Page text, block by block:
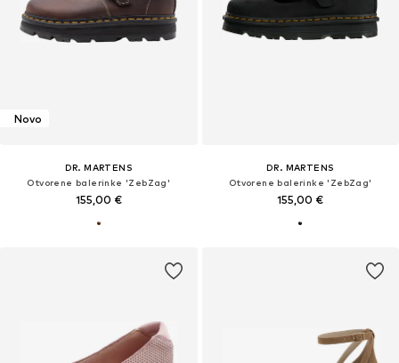
Novo
DR. MARTENS
Otvorene balerinke 'ZebZag'
155,00 €
DR. MARTENS
Otvorene balerinke 'ZebZag'
155,00 €